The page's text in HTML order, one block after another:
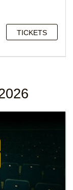
TICKETS